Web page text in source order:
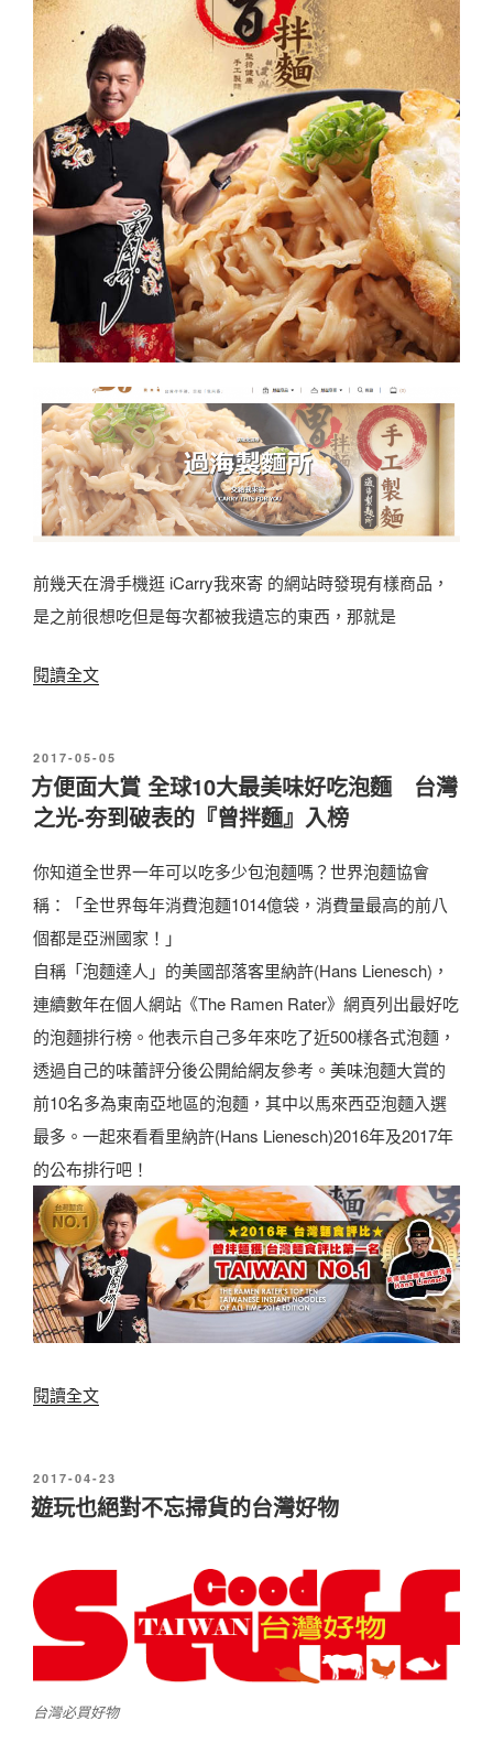
味
肉
鬆
烘
焙
製
評
比
〉
來
都
是
愛
麵
族
〉
前幾天在滑手機逛 iCarry我來寄 的網站時發現有樣商品，
是之前很想吃但是每次都被我遺忘的東西，那就是
閱讀全文〈
7
熱
門
的
方
便
麵
(
曾
拌
麵
)
〉
發
佈
於
2017-05-05
方便面大賞 全球10大最美味好吃泡麵 台灣
之光-夯到破表的『曾拌麵』入榜
你知道全世界一年可以吃多少包泡麵嗎？世界泡麵協會
稱：「全世界每年消費泡麵1014億袋，消費量最高的前八
個都是亞洲國家！」
自稱「泡麵達人」的美國部落客里納許(Hans Lienesch)，
連續數年在個人網站《The Ramen Rater》網頁列出最好吃
的泡麵排行榜。他表示自己多年來吃了近500樣各式泡麵，
透過自己的味蕾評分後公開給網友參考。美味泡麵大賞的
前10名多為東南亞地區的泡麵，其中以馬來西亞泡麵入選
最多。一起來看看里納許(Hans Lienesch)2016年及2017年
的公布排行吧！
閱讀全文〈
面
大
球
大
發
佈
於
2017-04-23
遊玩也絕對不忘掃貨的台灣好物
台灣必買好物